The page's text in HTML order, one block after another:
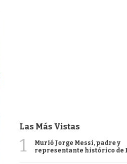
Las Más Vistas
1
Murió Jorge Messi, padre y
representante histórico de